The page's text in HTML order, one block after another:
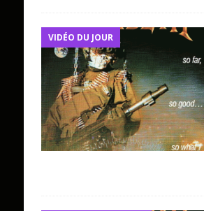
VIDÉO DU JOUR